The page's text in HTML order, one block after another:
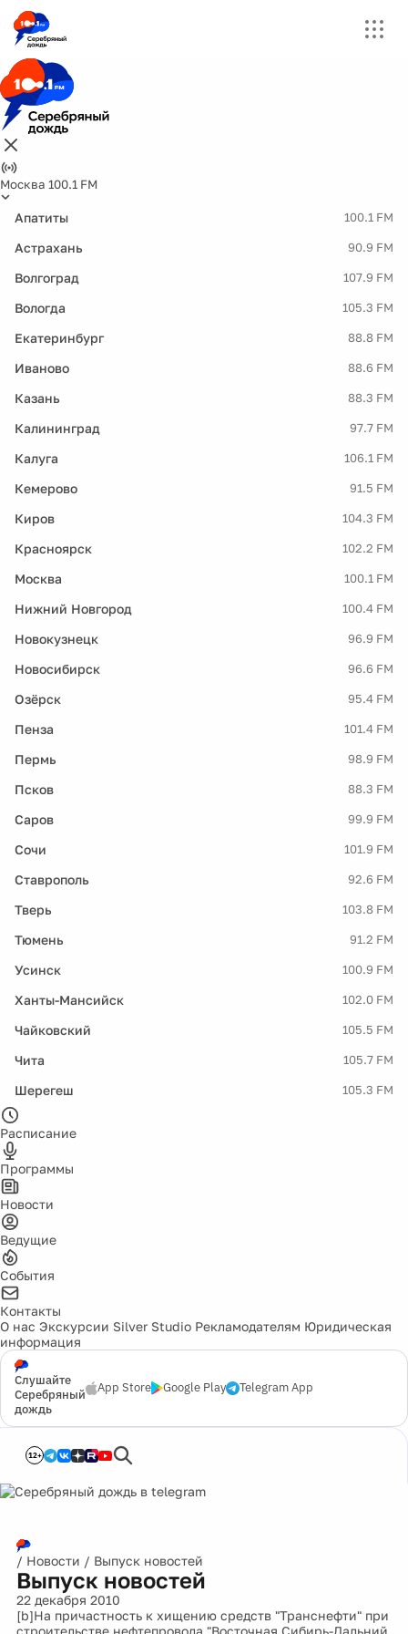
Москва 100.1 FM
Апатиты 100.1 FM
Астрахань 90.9 FM
Волгоград 107.9 FM
Вологда 105.3 FM
Екатеринбург 88.8 FM
Иваново 88.6 FM
Казань 88.3 FM
Калининград 97.7 FM
Калуга 106.1 FM
Кемерово 91.5 FM
Киров 104.3 FM
Красноярск 102.2 FM
Москва 100.1 FM
Нижний Новгород 100.4 FM
Новокузнецк 96.9 FM
Новосибирск 96.6 FM
Озёрск 95.4 FM
Пенза 101.4 FM
Пермь 98.9 FM
Псков 88.3 FM
Саров 99.9 FM
Сочи 101.9 FM
Ставрополь 92.6 FM
Тверь 103.8 FM
Тюмень 91.2 FM
Усинск 100.9 FM
Ханты-Мансийск 102.0 FM
Чайковский 105.5 FM
Чита 105.7 FM
Шерегеш 105.3 FM
Расписание
Программы
Новости
Ведущие
События
Контакты
О нас Экскурсии Silver Studio Рекламодателям Юридическая
информация
Слушайте
Серебряный
дождь
App Store Google Play Telegram App
12+
/ Новости / Выпуск новостей
Выпуск новостей
22 декабря 2010
[b]На причастность к хищению средств "Транснефти" при